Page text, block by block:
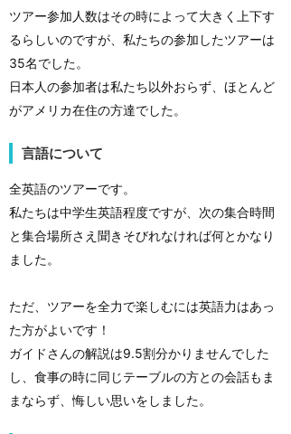
ツアー参加人数はその時によって大きく上下す
るらしいのですが、私たちの参加したツアーは
35名でした。
日本人の参加者は私たち以外おらず、ほとんど
がアメリカ在住の方達でした。
言語について
全英語のツアーです。
私たちは中学生英語程度ですが、次の集合時間
と集合場所さえ聞きそびれなければ何とかなり
ました。
ただ、ツアーを全力で楽しむには英語力はあっ
た方がよいです！
ガイドさんの解説は9.5割分かりませんでした
し、食事の時に同じテーブルの方との会話もま
まならず、悔しい思いをしました。